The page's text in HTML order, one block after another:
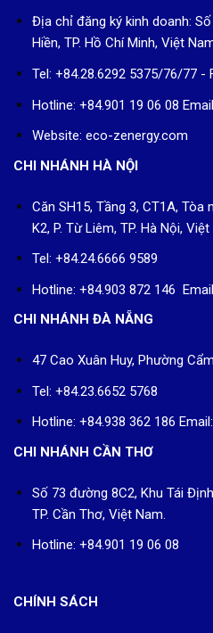
Địa chỉ đăng ký kinh doanh:
Hiền, TP. Hồ Chí Minh, Việt
Tel: +84.28.6292 5375/76/77 -
Hotline: +84.901 19 06 08
Website: eco-zenergy.com
CHI NHÁNH HÀ NỘI
Căn SH15, Tầng 3, CT1A,
K2, P. Từ Liêm, TP. Hà Nội, Việt
Tel: +84.24.6666 9589
Hotline: +84.903 872 146
CHI NHÁNH ĐÀ NẴNG
47 Cao Xuân Huy, Phường
Tel: +84.23.6652 5768
Hotline: +84.938 362 186
CHI NHÁNH CẦN THƠ
Số 73 đường 8C2, Khu Tái
TP. Cần Thơ, Việt Nam.
Hotline: +84.901 19 06 08
CHÍNH SÁCH